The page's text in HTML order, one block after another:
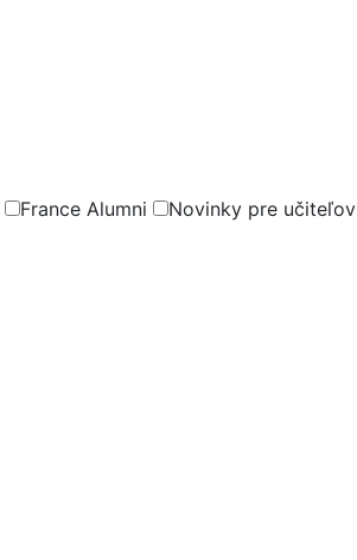
France Alumni
Novinky pre učiteľov